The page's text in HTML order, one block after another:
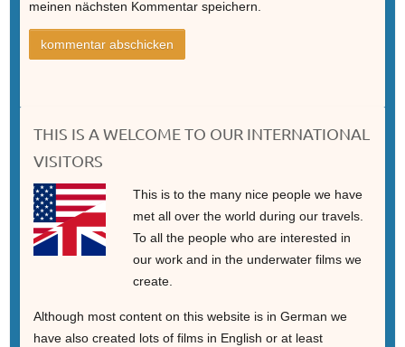
meinen nächsten Kommentar speichern.
THIS IS A WELCOME TO OUR INTERNATIONAL
VISITORS
This is to the many nice people we have
met all over the world during our travels.
To all the people who are interested in
our work and in the underwater films we
create.
Although most content on this website is in German we
have also created lots of films in English or at least